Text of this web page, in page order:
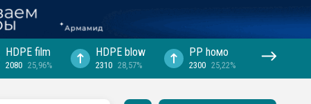
HDPE film
2080 25,96%
HDPE blow
2310 28,57%
PP hомо
2300 25,22%